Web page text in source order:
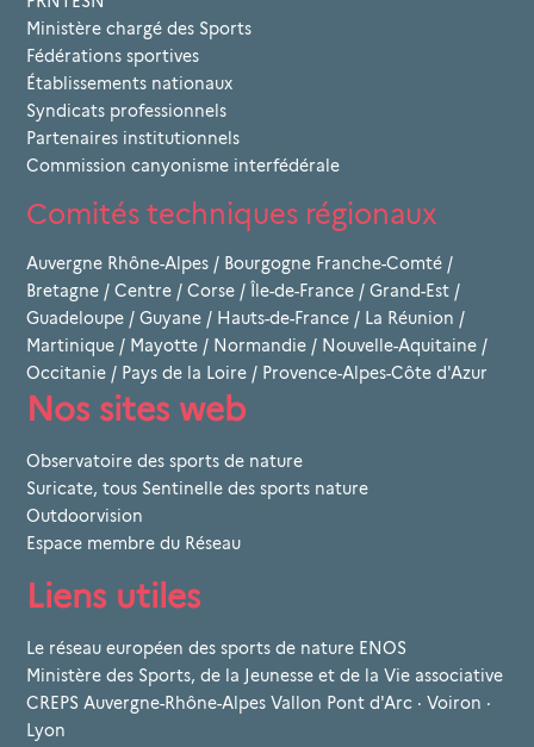
Ministère chargé des Sports
Fédérations sportives
Établissements nationaux
Syndicats professionnels
Partenaires institutionnels
Commission canyonisme interfédérale
Comités techniques régionaux
Auvergne Rhône-Alpes / Bourgogne Franche-Comté /
Bretagne / Centre / Corse / Île-de-France / Grand-Est /
Guadeloupe / Guyane / Hauts-de-France / La Réunion /
Martinique / Mayotte / Normandie / Nouvelle-Aquitaine /
Occitanie / Pays de la Loire / Provence-Alpes-Côte d'Azur
Nos sites web
Observatoire des sports de nature
Suricate, tous Sentinelle des sports nature
Outdoorvision
Espace membre du Réseau
Liens utiles
Le réseau européen des sports de nature ENOS
Ministère des Sports, de la Jeunesse et de la Vie associative
CREPS Auvergne-Rhône-Alpes Vallon Pont d'Arc · Voiron ·
Lyon